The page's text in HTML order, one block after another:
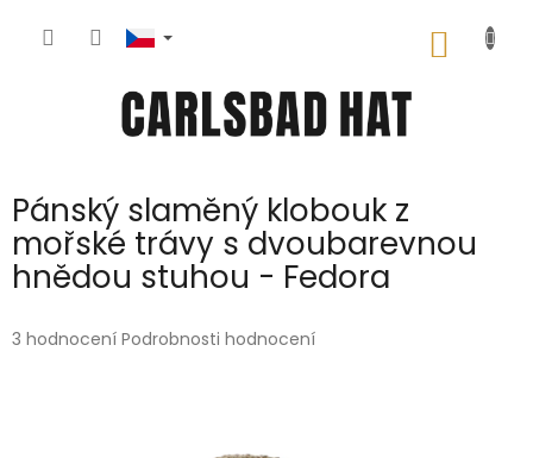
Pánský slaměný klobouk z
mořské trávy s dvoubarevnou
hnědou stuhou - Fedora
Průměrné
3 hodnocení Podrobnosti hodnocení